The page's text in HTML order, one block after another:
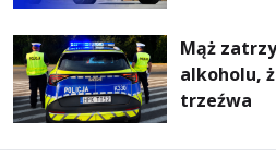
Mąż
alkoholu,
trzeźwa